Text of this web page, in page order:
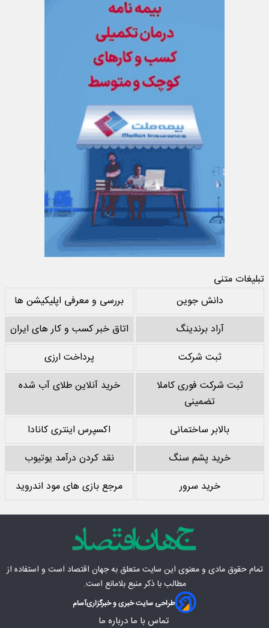
تبلیغات متنی
دانش جوین
بررسی و معرفی اپلیکیشن ها
آراد برندینگ
اتاق خبر کسب و کار های ایران
ثبت شرکت
پرداخت ارزی
ثبت شرکت فوری کاملا
تضمینی
خرید آنلاین طلای آب شده
بالابر ساختمانی
اکسپرس اینتری کانادا
خرید پشم سنگ
نقد کردن درآمد یوتیوب
خرید سرور
مرجع بازی های مود اندروید
تمام حقوق مادی‌ و معنوی این سایت متعلق بهجهان اقتصاد است و استفاده از
مطالب با ذکر منبع بلامانع است.
طراحی سایت خبری و خبرگزاریآسام
تماس با ما درباره ما